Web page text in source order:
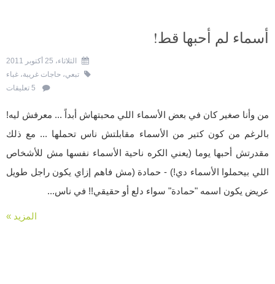
أسماء لم أحبها قط!
الثلاثاء، 25 أكتوبر 2011
تبعي، حاجات غريبة، غباء
من وأنا صغير كان في بعض الأسماء اللي محبتهاش أبداً ... معرفش ليه!
بالرغم من كون كتير من الأسماء مقابلتش ناس تحملها ... مع ذلك
مقدرتش أحبها يوما (يعني الكره ناحية الأسماء نفسها مش للأشخاص
اللي بيحملوا الأسماء دي!) - حمادة (مش فاهم إزاي يكون راجل طويل
عريض يكون اسمه "حمادة" سواء دلع أو حقيقي!! في ناس...
المزيد »